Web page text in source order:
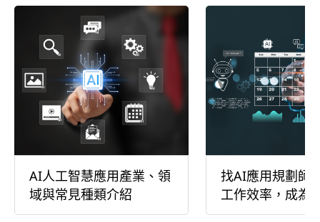
AI人工智慧應用產業、領
域與常見種類介紹
找AI應用規劃師
工作效率，成為
助手